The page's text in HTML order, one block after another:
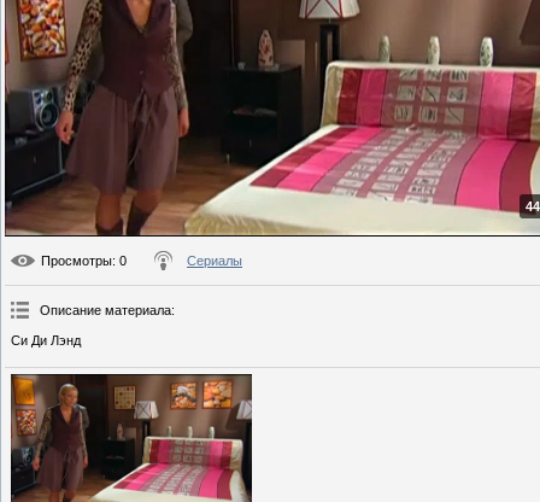
Просмотры: 0 Сериалы
Описание материала:
Си Ди Лэнд